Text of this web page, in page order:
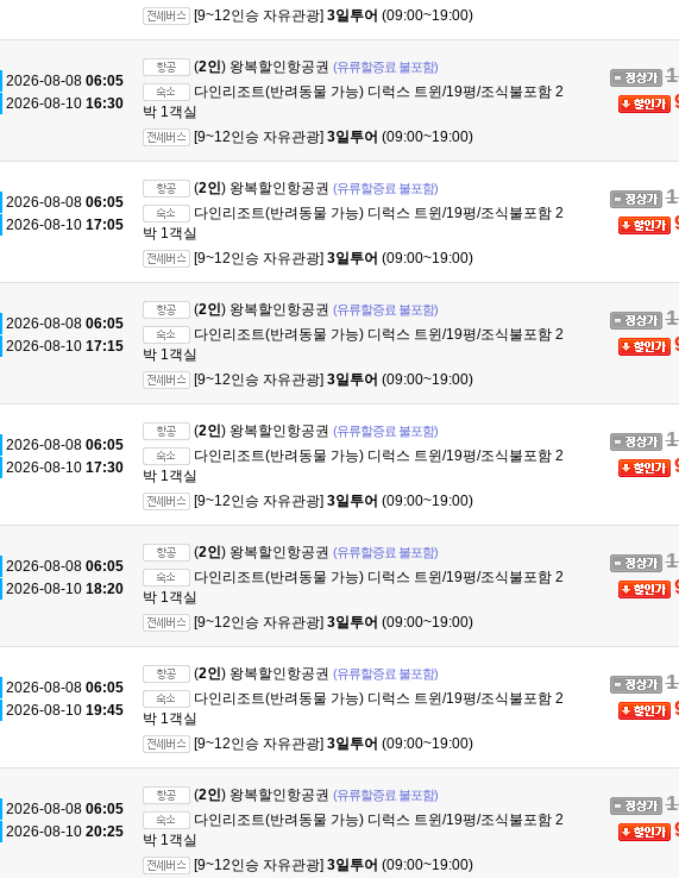
[9~12인승 자유관광] 3일투어 (09:00~19:00)
2026-08-08 06:05
2026-08-10 16:30
(2인) 왕복할인항공권 (유류할증료 불포함)
다인리조트(반려동물 가능) 디럭스 트윈/19평/조식불포함 2
박 1객실
[9~12인승 자유관광] 3일투어 (09:00~19:00)
2026-08-08 06:05
2026-08-10 17:05
(2인) 왕복할인항공권 (유류할증료 불포함)
다인리조트(반려동물 가능) 디럭스 트윈/19평/조식불포함 2
박 1객실
[9~12인승 자유관광] 3일투어 (09:00~19:00)
2026-08-08 06:05
2026-08-10 17:15
(2인) 왕복할인항공권 (유류할증료 불포함)
다인리조트(반려동물 가능) 디럭스 트윈/19평/조식불포함 2
박 1객실
[9~12인승 자유관광] 3일투어 (09:00~19:00)
2026-08-08 06:05
2026-08-10 17:30
(2인) 왕복할인항공권 (유류할증료 불포함)
다인리조트(반려동물 가능) 디럭스 트윈/19평/조식불포함 2
박 1객실
[9~12인승 자유관광] 3일투어 (09:00~19:00)
2026-08-08 06:05
2026-08-10 18:20
(2인) 왕복할인항공권 (유류할증료 불포함)
다인리조트(반려동물 가능) 디럭스 트윈/19평/조식불포함 2
박 1객실
[9~12인승 자유관광] 3일투어 (09:00~19:00)
2026-08-08 06:05
2026-08-10 19:45
(2인) 왕복할인항공권 (유류할증료 불포함)
다인리조트(반려동물 가능) 디럭스 트윈/19평/조식불포함 2
박 1객실
[9~12인승 자유관광] 3일투어 (09:00~19:00)
2026-08-08 06:05
2026-08-10 20:25
(2인) 왕복할인항공권 (유류할증료 불포함)
다인리조트(반려동물 가능) 디럭스 트윈/19평/조식불포함 2
박 1객실
[9~12인승 자유관광] 3일투어 (09:00~19:00)